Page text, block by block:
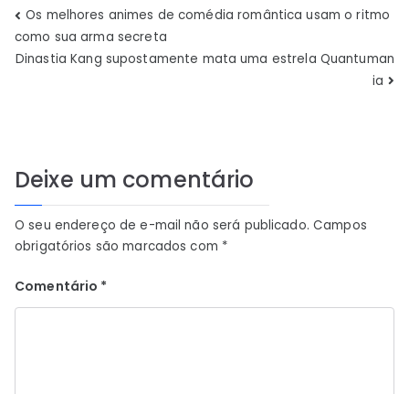
Navegação
de
Os melhores animes de comédia romântica usam o ritmo
como sua arma secreta
Dinastia Kang supostamente mata uma estrela Quantuman
ia
Deixe um comentário
O seu endereço de e-mail não será publicado. Campos
obrigatórios são marcados com *
Comentário *